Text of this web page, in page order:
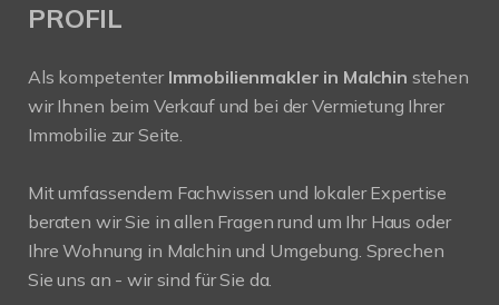
PROFIL
Als kompetenter Immobilienmakler in Malchin stehen
wir Ihnen beim Verkauf und bei der Vermietung Ihrer
Immobilie zur Seite.
Mit umfassendem Fachwissen und lokaler Expertise
beraten wir Sie in allen Fragen rund um Ihr Haus oder
Ihre Wohnung in Malchin und Umgebung. Sprechen
Sie uns an - wir sind für Sie da.